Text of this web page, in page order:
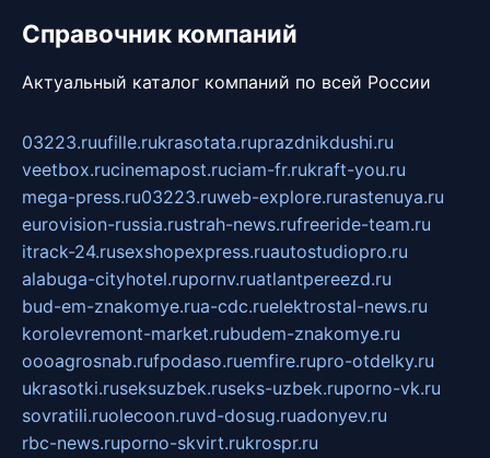
Справочник компаний
Актуальный каталог компаний по всей России
03223.ruufille.rukrasotata.ruprazdnikdushi.ru
veetbox.rucinemapost.ruciam-fr.rukraft-you.ru
mega-press.ru03223.ruweb-explore.rurastenuya.ru
eurovision-russia.rustrah-news.rufreeride-team.ru
itrack-24.rusexshopexpress.ruautostudiopro.ru
alabuga-cityhotel.rupornv.ruatlantpereezd.ru
bud-em-znakomye.rua-cdc.ruelektrostal-news.ru
korolevremont-market.rubudem-znakomye.ru
oooagrosnab.rufpodaso.ruemfire.rupro-otdelky.ru
ukrasotki.ruseksuzbek.ruseks-uzbek.ruporno-vk.ru
sovratili.ruolecoon.ruvd-dosug.ruadonyev.ru
rbc-news.ruporno-skvirt.rukrospr.ru